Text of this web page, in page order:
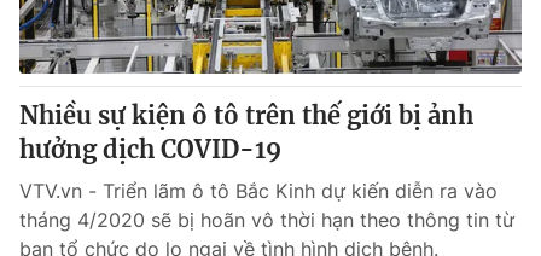
Nhiều sự kiện ô tô trên thế giới bị ảnh
hưởng dịch COVID-19
VTV.vn - Triển lãm ô tô Bắc Kinh dự kiến diễn ra vào
tháng 4/2020 sẽ bị hoãn vô thời hạn theo thông tin từ
ban tổ chức do lo ngại về tình hình dịch bệnh.